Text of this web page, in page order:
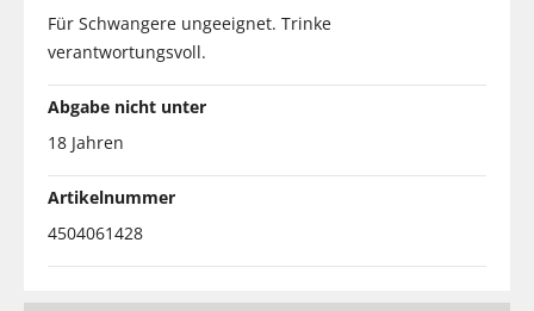
Für Schwangere ungeeignet. Trinke
verantwortungsvoll.
Abgabe nicht unter
18 Jahren
Artikelnummer
4504061428